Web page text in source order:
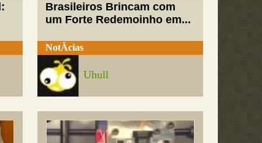
Brasileiros Brincam com
um Forte Redemoinho em...
NotÃ­cias
Uhull